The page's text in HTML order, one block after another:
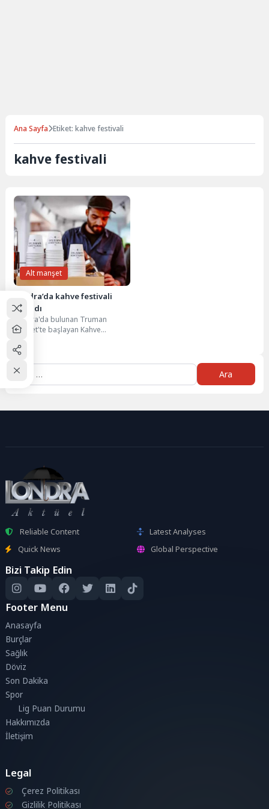
Ana Sayfa Etiket: kahve festivali
kahve festivali
Alt manşet
Londra’da kahve festivali
başladı
Londra'da bulunan Truman
Market'te başlayan Kahve
yerinden kahve severler katıldı.
Arama:
Reliable Content
Latest Analyses
Quick News
Global Perspective
Bizi Takip Edin
Footer Menu
Anasayfa
Burçlar
Sağlık
Döviz
Son Dakika
Spor
Lig Puan Durumu
Hakkımızda
İletişim
Legal
Çerez Politikası
Gizlilik Politikası